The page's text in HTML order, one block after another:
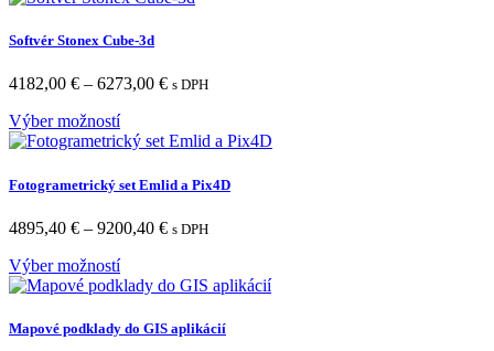
Softvér Stonex Cube-3d
4182,00 € – 6273,00 € s DPH
Výber možností
Fotogrametrický set Emlid a Pix4D
4895,40 € – 9200,40 € s DPH
Výber možností
Mapové podklady do GIS aplikácií